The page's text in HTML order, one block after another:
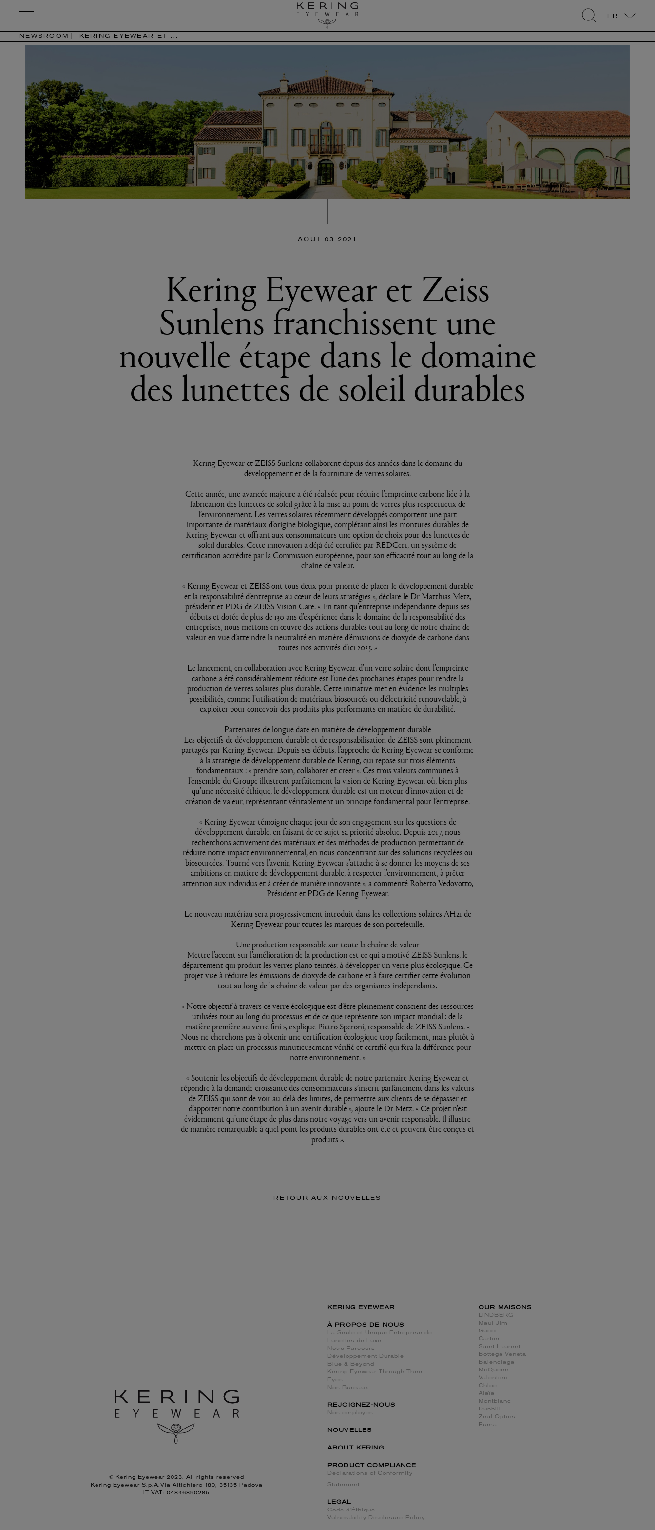
FR
NEWSROOM KERING EYEWEAR ET ...
AOÛT 03 2021
Kering Eyewear et Zeiss
Sunlens franchissent une
nouvelle étape dans le domaine
des lunettes de soleil durables
Kering Eyewear et ZEISS Sunlens collaborent depuis des années dans le domaine du
développement et de la fourniture de verres solaires.
Cette année, une avancée majeure a été réalisée pour réduire l’empreinte carbone liée à la
fabrication des lunettes de soleil grâce à la mise au point de verres plus respectueux de
l’environnement. Les verres solaires récemment développés comportent une part
importante de matériaux d’origine biologique, complétant ainsi les montures durables de
Kering Eyewear et offrant aux consommateurs une option de choix pour des lunettes de
soleil durables. Cette innovation a déjà été certifiée par REDCert, un système de
certification accrédité par la Commission européenne, pour son efficacité tout au long de la
chaîne de valeur.
« Kering Eyewear et ZEISS ont tous deux pour priorité de placer le développement durable
et la responsabilité d’entreprise au cœur de leurs stratégies », déclare le Dr Matthias Metz,
président et PDG de ZEISS Vision Care. « En tant qu’entreprise indépendante depuis ses
débuts et dotée de plus de 130 ans d’expérience dans le domaine de la responsabilité des
entreprises, nous mettons en œuvre des actions durables tout au long de notre chaîne de
valeur en vue d’atteindre la neutralité en matière d’émissions de dioxyde de carbone dans
toutes nos activités d’ici 2025. »
Le lancement, en collaboration avec Kering Eyewear, d’un verre solaire dont l’empreinte
carbone a été considérablement réduite est l’une des prochaines étapes pour rendre la
production de verres solaires plus durable. Cette initiative met en évidence les multiples
possibilités, comme l’utilisation de matériaux biosourcés ou d’électricité renouvelable, à
exploiter pour concevoir des produits plus performants en matière de durabilité.
Partenaires de longue date en matière de développement durable
Les objectifs de développement durable et de responsabilisation de ZEISS sont pleinement
partagés par Kering Eyewear. Depuis ses débuts, l’approche de Kering Eyewear se conforme
à la stratégie de développement durable de Kering, qui repose sur trois éléments
fondamentaux : « prendre soin, collaborer et créer ». Ces trois valeurs communes à
l’ensemble du Groupe illustrent parfaitement la vision de Kering Eyewear, où, bien plus
qu’une nécessité éthique, le développement durable est un moteur d’innovation et de
création de valeur, représentant véritablement un principe fondamental pour l’entreprise.
« Kering Eyewear témoigne chaque jour de son engagement sur les questions de
développement durable, en faisant de ce sujet sa priorité absolue. Depuis 2017, nous
recherchons activement des matériaux et des méthodes de production permettant de
réduire notre impact environnemental, en nous concentrant sur des solutions recyclées ou
biosourcées. Tourné vers l’avenir, Kering Eyewear s’attache à se donner les moyens de ses
ambitions en matière de développement durable, à respecter l’environnement, à prêter
attention aux individus et à créer de manière innovante », a commenté Roberto Vedovotto,
Président et PDG de Kering Eyewear.
Le nouveau matériau sera progressivement introduit dans les collections solaires AH21 de
Kering Eyewear pour toutes les marques de son portefeuille.
Une production responsable sur toute la chaîne de valeur
Mettre l’accent sur l’amélioration de la production est ce qui a motivé ZEISS Sunlens, le
département qui produit les verres plano teintés, à développer un verre plus écologique. Ce
projet vise à réduire les émissions de dioxyde de carbone et à faire certifier cette évolution
tout au long de la chaîne de valeur par des organismes indépendants.
« Notre objectif à travers ce verre écologique est d’être pleinement conscient des ressources
utilisées tout au long du processus et de ce que représente son impact mondial : de la
matière première au verre fini », explique Pietro Speroni, responsable de ZEISS Sunlens. «
Nous ne cherchons pas à obtenir une certification écologique trop facilement, mais plutôt à
mettre en place un processus minutieusement vérifié et certifié qui fera la différence pour
notre environnement. »
« Soutenir les objectifs de développement durable de notre partenaire Kering Eyewear et
répondre à la demande croissante des consommateurs s’inscrit parfaitement dans les valeurs
de ZEISS qui sont de voir au-delà des limites, de permettre aux clients de se dépasser et
d’apporter notre contribution à un avenir durable », ajoute le Dr Metz. « Ce projet n’est
évidemment qu’une étape de plus dans notre voyage vers un avenir responsable. Il illustre
de manière remarquable à quel point les produits durables ont été et peuvent être conçus et
produits ».
RETOUR AUX NOUVELLES
© Kering Eyewear 2023. All rights reserved
Kering Eyewear S.p.A.Via Altichiero 180, 35135 Padova
IT VAT: 04846890285
KERING EYEWEAR
À PROPOS DE NOUS
La Seule et Unique Entreprise de
Lunettes de Luxe
Notre Parcours
Développement Durable
Blue & Beyond
Kering Eyewear Through Their
Eyes
Nos Bureaux
REJOIGNEZ-NOUS
Nos employés
NOUVELLES
ABOUT KERING
PRODUCT COMPLIANCE
Declarations of Conformity
Statement
LEGAL
Code d'Éthique
Vulnerability Disclosure Policy
OUR MAISONS
LINDBERG
Maui Jim
Gucci
Cartier
Saint Laurent
Bottega Veneta
Balenciaga
McQueen
Valentino
Chloé
Alaïa
Montblanc
Dunhill
Zeal Optics
Puma